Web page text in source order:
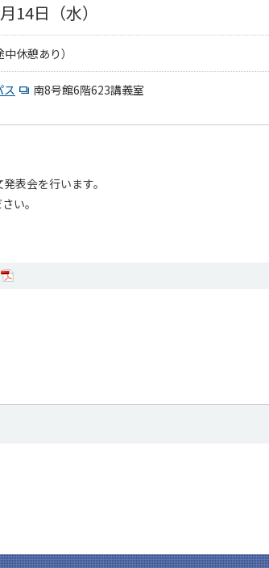
14日（水）
休憩あり）
ス 南8号館6階623講義室
表会を行います。
い。